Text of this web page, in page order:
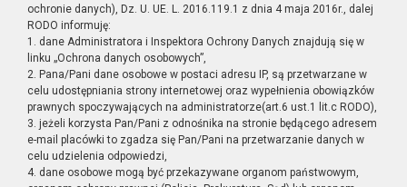
ochronie danych), Dz. U. UE. L. 2016.119.1 z dnia 4 maja 2016r., dalej
RODO informuję:
1. dane Administratora i Inspektora Ochrony Danych znajdują się w
linku „Ochrona danych osobowych”,
2. Pana/Pani dane osobowe w postaci adresu IP, są przetwarzane w
celu udostępniania strony internetowej oraz wypełnienia obowiązków
prawnych spoczywających na administratorze(art.6 ust.1 lit.c RODO),
3. jeżeli korzysta Pan/Pani z odnośnika na stronie będącego adresem
e-mail placówki to zgadza się Pan/Pani na przetwarzanie danych w
celu udzielenia odpowiedzi,
4. dane osobowe mogą być przekazywane organom państwowym,